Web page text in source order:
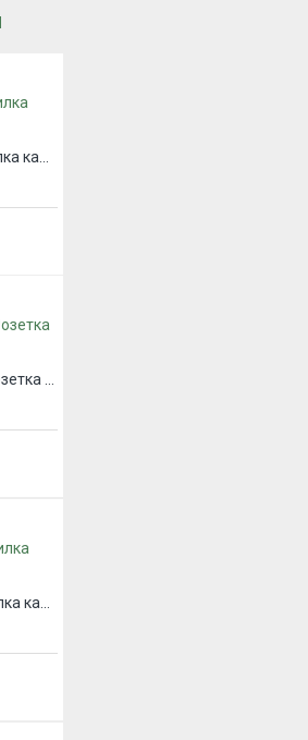
2РТ60П31НШ1-А Розетка кабельная
2РТ60П31ЭГ1-А Вилка кабельная